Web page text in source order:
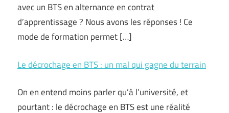
avec un BTS en alternance en contrat
d’apprentissage ? Nous avons les réponses ! Ce
mode de formation permet […]
Le décrochage en BTS : un mal qui gagne du terrain
On en entend moins parler qu’à l’université, et
pourtant : le décrochage en BTS est une réalité